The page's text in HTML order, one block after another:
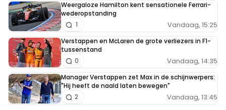
Het begint er weer goed uit te zien voor Max. De
volgende race mag Mercedes zijn (semi) illegale kunstje
niet meer gebruiken dus dat voordeel is weg. 1
overwinning nog en het is gelukt!
GeMiNi
21 november 2021 15:59
Weergaloze Hamilton kent sensationele Ferrari-
wederopstanding
Vandaag, 15:25
1
Verstappen en McLaren de grote verliezers in F1-
tussenstand
Vandaag, 14:35
0
Manager Verstappen zet Max in de schijnwerpers:
"Hij heeft de naald laten bewegen"
Vandaag, 13:45
2